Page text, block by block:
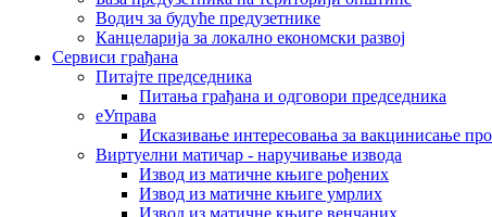
Водич за будуће предузетнике
Канцеларија за локално економски развој
Сервиси грађана
Питајте председника
Питања грађана и одговори председника
еУправа
Исказивање интересовања за вакцинисање
Виртуелни матичар - наручивање извода
Извод из матичне књиге рођених
Извод из матичне књиге умрлих
Извод из матичне књиге венчаних